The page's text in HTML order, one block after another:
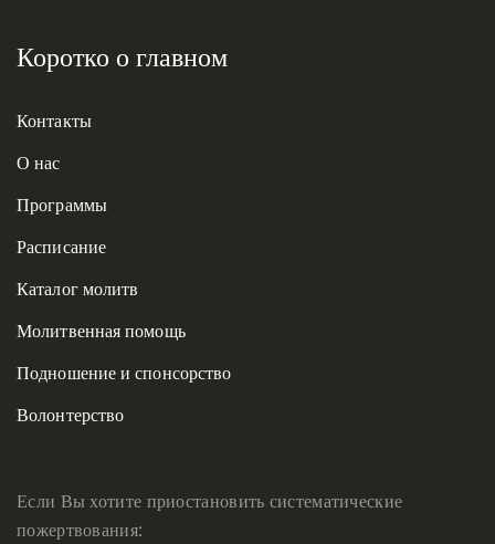
Коротко о главном
Контакты
О нас
Программы
Расписание
Каталог молитв
Молитвенная помощь
Подношение и спонсорство
Волонтерство
Если Вы хотите приостановить систематические
пожертвования: